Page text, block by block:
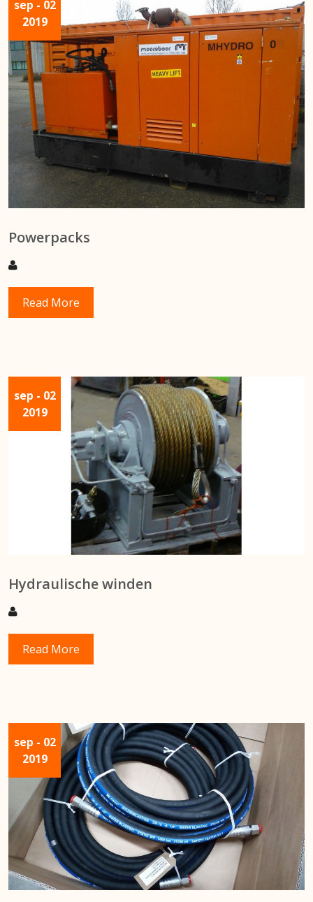
sep - 02
2019
Powerpacks
Read More
sep - 02
2019
Hydraulische winden
Read More
sep - 02
2019